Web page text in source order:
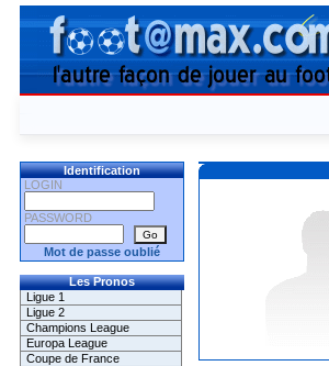
Identification
LOGIN
PASSWORD
Mot de passe oublié
Les Pronos
Ligue 1
Ligue 2
Champions League
Europa League
Coupe de France